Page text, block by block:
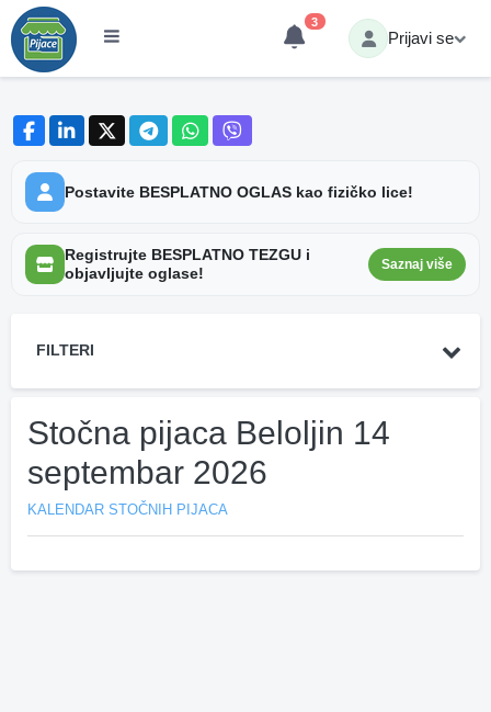
3
Prijavi se
Postavite BESPLATNO OGLAS kao fizičko lice!
Registrujte BESPLATNO TEZGU i
objavljujte oglase!
Saznaj više
FILTERI
Stočna pijaca Beloljin 14
septembar 2026
KALENDAR STOČNIH PIJACA